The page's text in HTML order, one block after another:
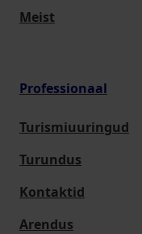
Meist
Professionaal
Turismiuuringud
Turundus
Kontaktid
Arendus